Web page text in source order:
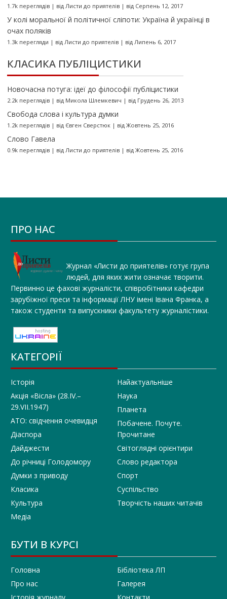
1.7k переглядів| від Листи до приятелів| від Серпень 12, 2017
У колі моральної й політичної сліпоти: Україна й українці в
очах поляків
1.3k перегляди | від Листи до приятелів| від Липень 6, 2017
КЛАСИКА ПУБЛІЦИСТИКИ
Новочасна потуга: ідеї до філософії публіцистики
2.2k переглядів| від Микола Шлемкевич | від Грудень 26, 2013
Свобода слова і культура думки
1.2k переглядів| від Євген Сверстюк| від Жовтень 25, 2016
Слово Гавела
0.9k переглядів| від Листи до приятелів| від Жовтень 25, 2016
ПРО НАС
Журнал «Листи до приятелів» готує група
людей, для яких жити означає творити.
Первинно це фахові журналісти, співробітники кафедри
зарубіжної преси та інформації ЛНУ імені Івана Франка, а
також студенти та випускники факультету журналістики.
КАТЕГОРІЇ
Історія
Акція «Вісла» (28.IV.–
29.VII.1947)
АТО: свідчення очевидця
Діаспора
Дайджести
До річниці Голодомору
Думки з приводу
Класика
Культура
Медіа
Найактуальніше
Наука
Планета
Побачене. Почуте.
Прочитане
Світоглядні орієнтири
Слово редактора
Спорт
Суспільство
Творчість наших читачів
БУТИ В КУРСІ
Головна
Про нас
Історія журналу
Бібліотека ЛП
Галерея
Контакти